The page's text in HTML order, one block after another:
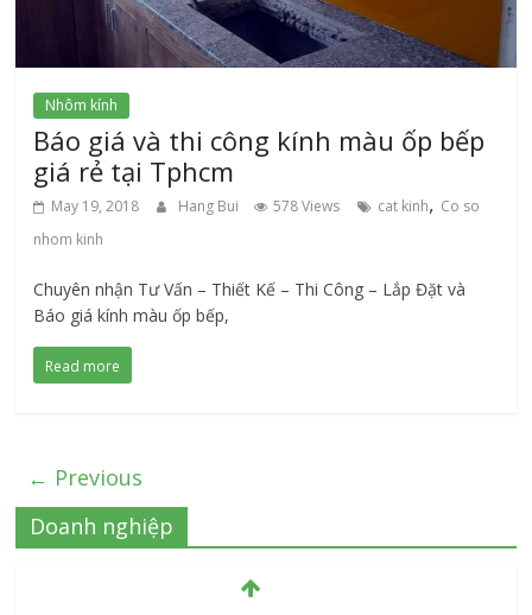
Nhôm kính
Báo giá và thi công kính màu ốp bếp
giá rẻ tại Tphcm
May 19, 2018 Hang Bui 578 Views cat kinh, Co so
nhom kinh
Chuyên nhận Tư Vấn – Thiết Kế – Thi Công – Lắp Đặt và
Báo giá kính màu ốp bếp,
Read more
← Previous
Doanh nghiệp